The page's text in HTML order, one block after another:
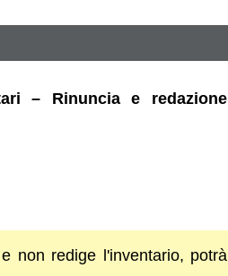
– Rinuncia e redazione
non redige l'inventario, potrà